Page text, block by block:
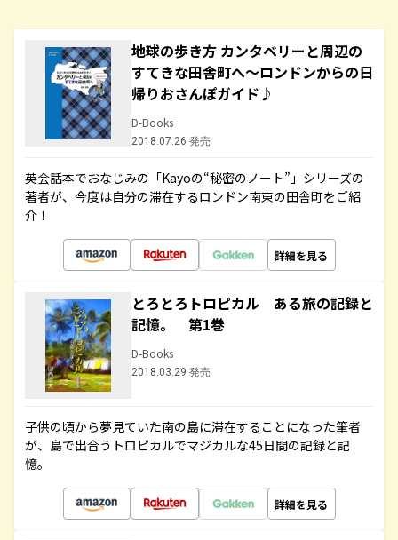
地球の歩き方 カンタベリーと周辺の
すてきな田舎町へ～ロンドンからの日
帰りおさんぽガイド♪
D-Books
2018.07.26 発売
英会話本でおなじみの「Kayoの“秘密のノート”」シリーズの
著者が、今度は自分の滞在するロンドン南東の田舎町をご紹
介！
詳細を見る
とろとろトロピカル ある旅の記録と
記憶。 第1巻
D-Books
2018.03.29 発売
子供の頃から夢見ていた南の島に滞在することになった筆者
が、島で出合うトロピカルでマジカルな45日間の記録と記
憶。
詳細を見る